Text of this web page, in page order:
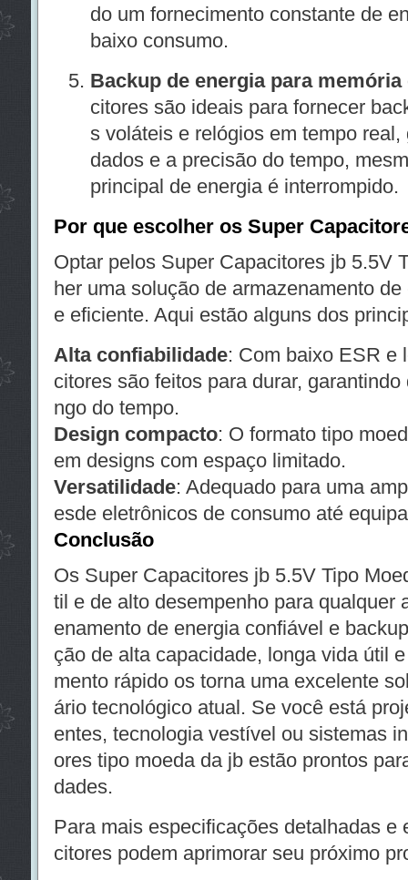
do um fornecimento constante de
baixo consumo.
Backup de energia para memória
citores são ideais para fornecer
s voláteis e relógios em tempo
dados e a precisão do tempo,
principal de energia é interrompido.
Por que escolher os Super
Optar pelos Super Capacitores jb 5.5V
her uma solução de armazenamento
e eficiente. Aqui estão alguns dos
Alta confiabilidade: Com baixo ESR e
citores são feitos para durar,
ngo do tempo.
Design compacto: O formato tipo
em designs com espaço limitado.
Versatilidade: Adequado para uma
esde eletrônicos de consumo até
Conclusão
Os Super Capacitores jb 5.5V Tipo
til e de alto desempenho para qualquer
enamento de energia confiável e
ção de alta capacidade, longa vida útil
mento rápido os torna uma excelente
ário tecnológico atual. Se você está
entes, tecnologia vestível ou sistemas
ores tipo moeda da jb estão prontos
dades.
Para mais especificações detalhadas e
citores podem aprimorar seu próximo